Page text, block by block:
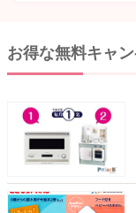
お得な無料キャ